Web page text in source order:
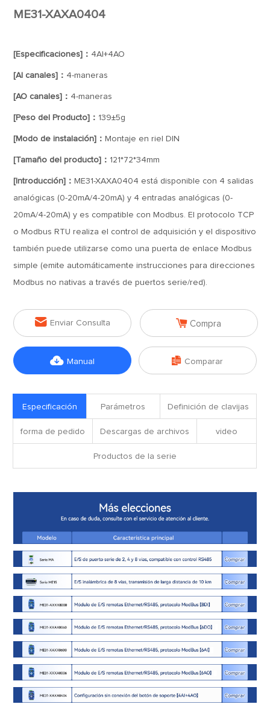
ME31-XAXA0404
[Especificaciones]： 4AI+4AO
[AI canales]： 4-maneras
[AO canales]： 4-maneras
[Peso del Producto]： 139±5g
[Modo de instalación]： Montaje en riel DIN
[Tamaño del producto]： 121*72*34mm
[Introducción]： ME31-XAXA0404 está disponible con 4 salidas
analógicas (0-20mA/4-20mA) y 4 entradas analógicas (0-
20mA/4-20mA) y es compatible con Modbus. El protocolo TCP
o Modbus RTU realiza el control de adquisición y el dispositivo
también puede utilizarse como una puerta de enlace Modbus
simple (emite automáticamente instrucciones para direcciones
Modbus no nativas a través de puertos serie/red).
 Enviar Consulta  Compra
 Manual  Comparar
Especificación Parámetros Definición de clavijas
forma de pedido Descargas de archivos video
Productos de la serie